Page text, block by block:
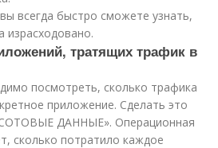
всегда быстро сможете узнать,
израсходовано.
тратящих трафик в
посмотреть, сколько трафика
приложение. Сделать это
ДАННЫЕ». Операционная
сколько потратило каждое